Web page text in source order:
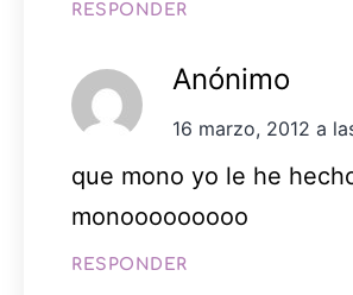
RESPONDER
Anónimo
16 marzo, 2012 a
que mono yo le he
monooooooooo
RESPONDER